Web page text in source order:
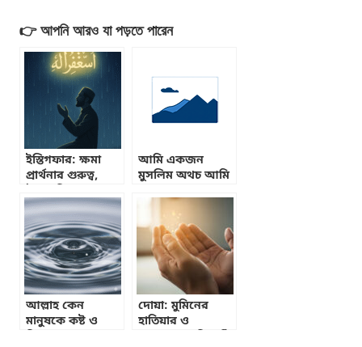
👉 আপনি আরও যা পড়তে পারেন
ইস্তিগফার: ক্ষমা
প্রার্থনার গুরুত্ব,
মাসনুন দোয়া
আমি একজন
মুসলিম অথচ আমি
করতে পারছি না
আল্লাহ কেন
মানুষকে কষ্ট ও
দোয়া: মুমিনের
হাতিয়ার ও